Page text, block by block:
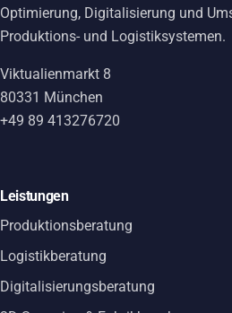
Optimierung, Digitalisierung und
Produktions- und Logistiksystemen.
Viktualienmarkt 8
80331 München
+49 89 413276720
Leistungen
Produktionsberatung
Logistikberatung
Digitalisierungsberatung